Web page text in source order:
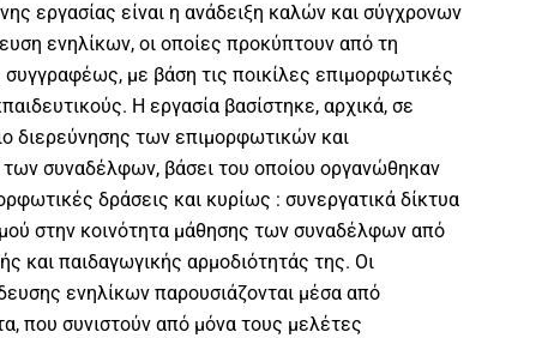
εργασίας είναι η ανάδειξη καλών και σύγχρονων
ενηλίκων, οι οποίες προκύπτουν από τη
συγγραφέως, με βάση τις ποικίλες επιμορφωτικές
Η εργασία βασίστηκε, αρχικά, σε
διερεύνησης των επιμορφωτικών και
συναδέλφων, βάσει του οποίου οργανώθηκαν
δράσεις και κυρίως : συνεργατικά δίκτυα
στην κοινότητα μάθησης των συναδέλφων από
και παιδαγωγικής αρμοδιότητάς της. Οι
ενηλίκων παρουσιάζονται μέσα από
που συνιστούν από μόνα τους μελέτες